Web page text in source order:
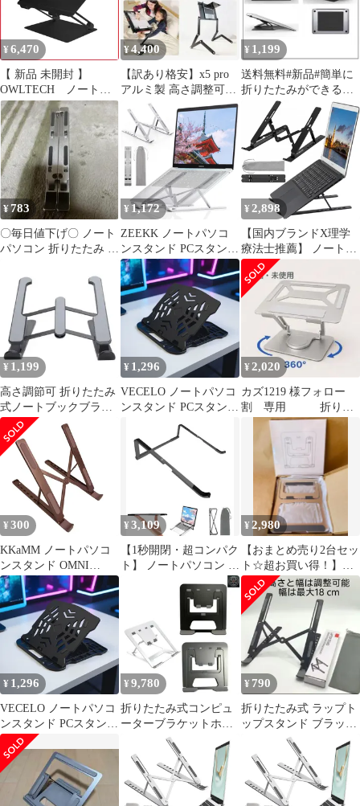
も快適 収納袋付き 持ち
運び便利 在宅ワーク・
オフィス・出張に最適
MacBook/iPad/タブレッ
ト対応 0
熱 姿勢改善 360°回転 1
み式アルミニウム合金
デスクトップ強化ヒー
トシンク
¥ 6,470
【 新品 未開封 】
OWLTECH ノートパ
ソコン/タブレットPCス
タンド[~17インチ] 折り
畳みアルミ ブラック
OWL-PCST01-BK 未使
用 送料無料
¥4,400
【訳あり格安】x5 pro
アルミ製 高さ調整可能
パソコンデスク
¥ 1,199
送料無料#新品#簡単に
折りたたみができるラ
ップトップスタンド
¥783
〇毎日値下げ〇 ノート
パソコン 折りたたみ ス
ラムシェル
¥1,172
ZEEKK ノートパソコ
ンスタンド PCスタンド
アルミ合金 タブレット
スタンド 折りたたみ 軽
量 安定 放熱 滑り止め
人間工学設計 高さ 角度
6段階調整 収納可能 在
宅／出勤勤務 持ち運び
に便利 10.5-17インチま
で対応 1
¥ 2,898
【国内ブランドX理学
療法士推薦】 ノートパ
ソコンスタンド PCスタ
ンド パソコン台 ノート
PC macbook laptop stand
ラップトップ (ブラッ
¥ 1,199
高さ調節可 折りたたみ
式ノートブックブラケ
ット 冷却スタンド
¥ 1,296
VECELO ノートパソコ
ンスタンド PCスタンド
パソコン台 卓上 ノート
パソコン台 折りたたみ
式 7段 高さ調整 コンパ
クト収納 折り畳み式 放
熱 姿勢改善 360°回転 0
¥2,020
カズ1219 様フォロー
割 専用 折りた
たみ式 PCスタンド シ
ルバー
¥ 300
KKaMM ノートパソコ
ンスタンド OMNI
Deluxe アルミ合金製 折
りたたみ式 7段階角度
調整 滑り止め 軽量 コ
ンパクト 動作確認済み
【MY322】
¥ 3,109
【1秒開閉・超コンパク
ト】 ノートパソコン ス
PCスタンド 超軽量195g
安定構造 放熱
iPad/MacBook/ノートPC
など 10〜17インチ対応
携帯便利 オフィス/外
出/自宅適応 収納ポ…
¥ 2,980
【おまとめ売り2台セッ
ト☆超お買い得！】調
整可能 金属製 ラップト
ップスタンド
¥ 1,296
VECELO ノートパソコ
ンスタンド PCスタンド
パソコン台 卓上 ノート
パソコン台 折りたたみ
式 7段 高さ調整 コンパ
クト収納 折り畳み式 放
熱 姿勢改善 360°回転 0
¥ 9,780
折りたたみ式コンピュ
ーターブラケットホル
ダー 滑り止め付き 軽量
冷却ベース リフティン
グスタンド 家庭用
¥ 790
折りたたみ式 ラップト
ップスタンド ブラック
軽量 アルミニウム合金
調整可能